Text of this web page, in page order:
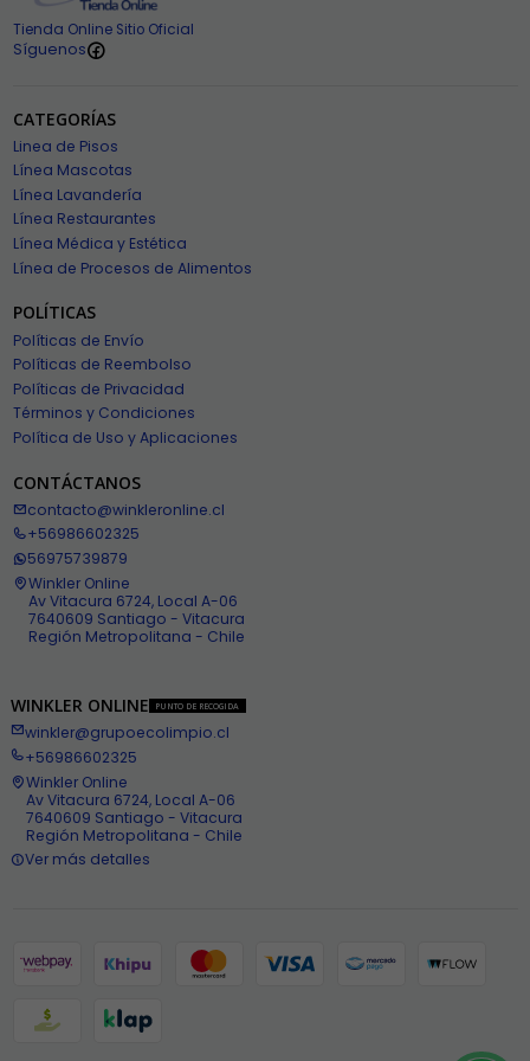
Tienda Online Sitio Oficial
Síguenos
CATEGORÍAS
Linea de Pisos
Línea Mascotas
Línea Lavandería
Línea Restaurantes
Línea Médica y Estética
Línea de Procesos de Alimentos
POLÍTICAS
Políticas de Envío
Políticas de Reembolso
Políticas de Privacidad
Términos y Condiciones
Política de Uso y Aplicaciones
CONTÁCTANOS
contacto@winkleronline.cl
+56986602325
56975739879
Winkler Online
Av Vitacura 6724, Local A-06
7640609 Santiago - Vitacura
Región Metropolitana - Chile
WINKLER ONLINE PUNTO DE RECOGIDA
winkler@grupoecolimpio.cl
+56986602325
Winkler Online
Av Vitacura 6724, Local A-06
7640609 Santiago - Vitacura
Región Metropolitana - Chile
Ver más detalles